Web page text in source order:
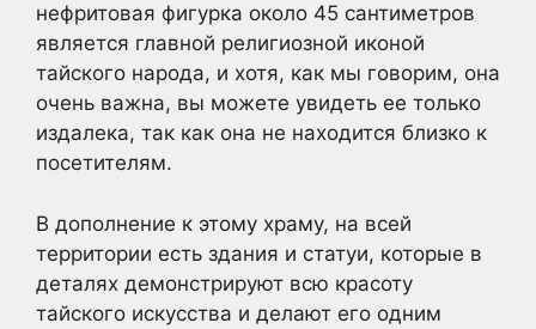
нефритовая фигурка около 45 сантиметров
является главной религиозной иконой
тайского народа, и хотя, как мы говорим, она
очень важна, вы можете увидеть ее только
издалека, так как она не находится близко к
посетителям.
В дополнение к этому храму, на всей
территории есть здания и статуи, которые в
деталях демонстрируют всю красоту
тайского искусства и делают его одним